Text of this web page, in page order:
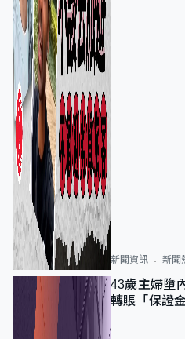
新聞資訊 新聞
43歲主婦墮
轉賬「保證